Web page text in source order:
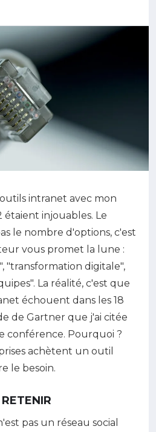
intranet avec mon
étaient injouables. Le
le nombre d'options, c'est
vous promet la lune :
"transformation digitale",
La réalité, c'est que
échouent dans les 18
de Gartner que j'ai citée
conférence. Pourquoi ?
achètent un outil
le besoin.
pas un réseau social